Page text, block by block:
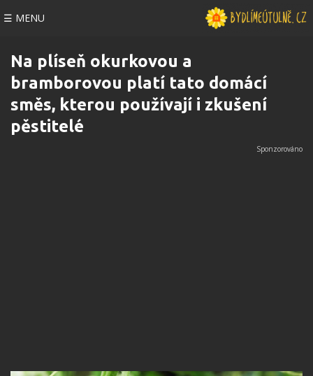
☰ MENU
Na plíseň okurkovou a
bramborovou platí tato domácí
směs, kterou používají i zkušení
pěstitelé